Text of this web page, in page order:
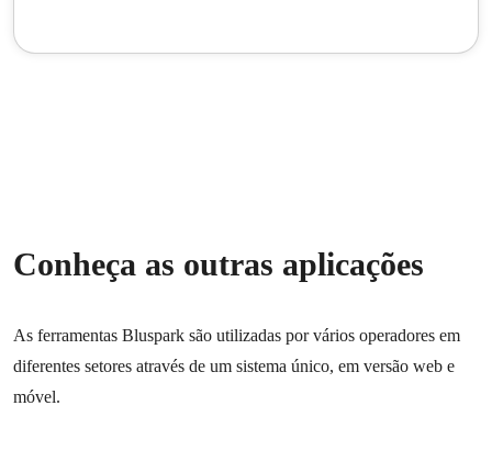
Conheça as outras aplicações
As ferramentas Bluspark são utilizadas por vários operadores em
diferentes setores através de um sistema único, em versão web e
móvel.